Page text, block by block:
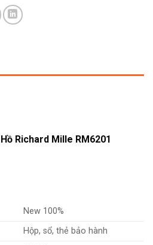
Richard Mille RM6201
New 100%
Hộp, sổ, thẻ bảo hành